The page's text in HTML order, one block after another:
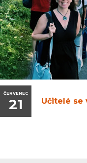
ČERVENEC
21 Učitelé se